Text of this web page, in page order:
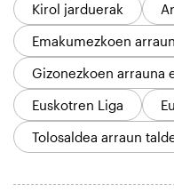
Kirol jarduerak
Emakumezkoen
Gizonezkoen arrauna
Euskotren Liga
Tolosaldea arraun